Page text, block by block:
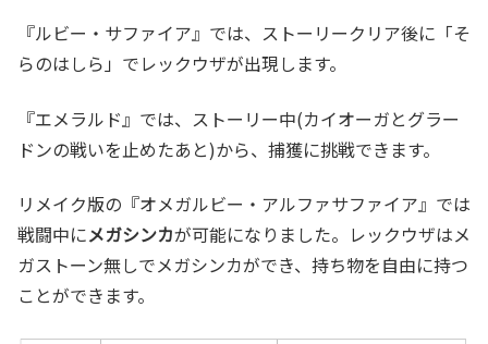
『ルビー・サファイア』では、ストーリークリア後に「そ
らのはしら」でレックウザが出現します。
『エメラルド』では、ストーリー中(カイオーガとグラー
ドンの戦いを止めたあと)から、捕獲に挑戦できます。
リメイク版の『オメガルビー・アルファサファイア』では
戦闘中にメガシンカが可能になりました。レックウザはメ
ガストーン無しでメガシンカができ、持ち物を自由に持つ
ことができます。